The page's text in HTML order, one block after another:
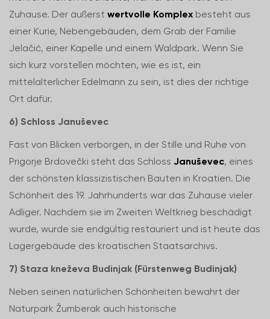
Zuhause. Der äußerst wertvolle Komplex besteht aus
einer Kurie, Nebengebäuden, dem Grab der Familie
Jelačić, einer Kapelle und einem Waldpark. Wenn Sie
sich kurz vorstellen möchten, wie es ist, ein
mittelalterlicher Edelmann zu sein, ist dies der richtige
Ort dafür.
6) Schloss Januševec
Fast von Blicken verborgen, in der Stille und Ruhe von
Prigorje Brdovečki steht das Schloss Januševec, eines
der schönsten klassizistischen Bauten in Kroatien. Die
Schönheit des 19. Jahrhunderts war das Zuhause vieler
Adliger. Nachdem sie im Zweiten Weltkrieg beschädigt
wurde, wurde sie endgültig restauriert und ist heute das
Lagergebäude des kroatischen Staatsarchivs.
7) Staza kneževa Budinjak (Fürstenweg Budinjak)
Neben seinen natürlichen Schönheiten bewahrt der
Naturpark Žumberak auch historische